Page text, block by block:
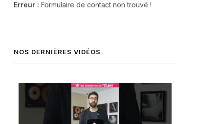
Erreur : Formulaire de contact non trouvé !
NOS DERNIÈRES VIDÉOS